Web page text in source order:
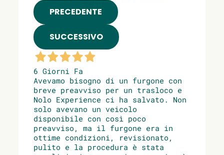
PRECEDENTE
SUCCESSIVO
6 Giorni Fa
Avevamo bisogno di un furgone con
breve preavviso per un trasloco e
Nolo Experience ci ha salvato. Non
solo avevano un veicolo
disponibile con così poco
preavviso, ma il furgone era in
ottime condizioni, revisionato,
pulito e la procedura è stata